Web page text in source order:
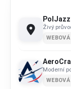
PolJazz
Živý
Moderní